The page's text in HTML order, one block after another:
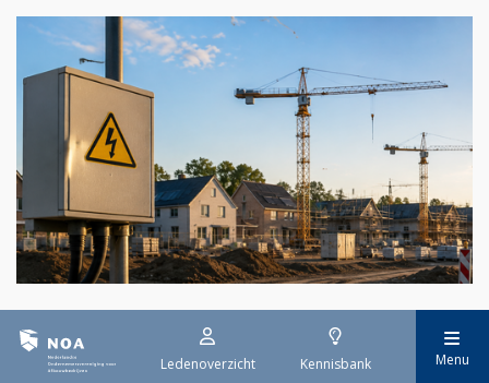
Ledenoverzicht Kennisbank Menu
Stroomaansluiting bouwprojecten